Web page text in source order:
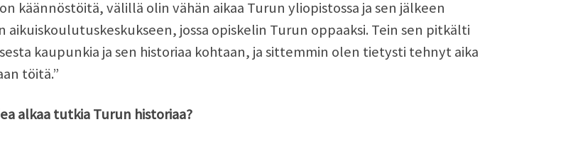
käännöstöitä, välillä olin vähän aikaa Turun yliopistossa ja sen jälkeen
aikuiskoulutuskeskukseen, jossa opiskelin Turun oppaaksi. Tein sen pitkälti
kaupunkia ja sen historiaa kohtaan, ja sittemmin olen tietysti tehnyt aika
töitä.”
alkaa tutkia Turun historiaa?